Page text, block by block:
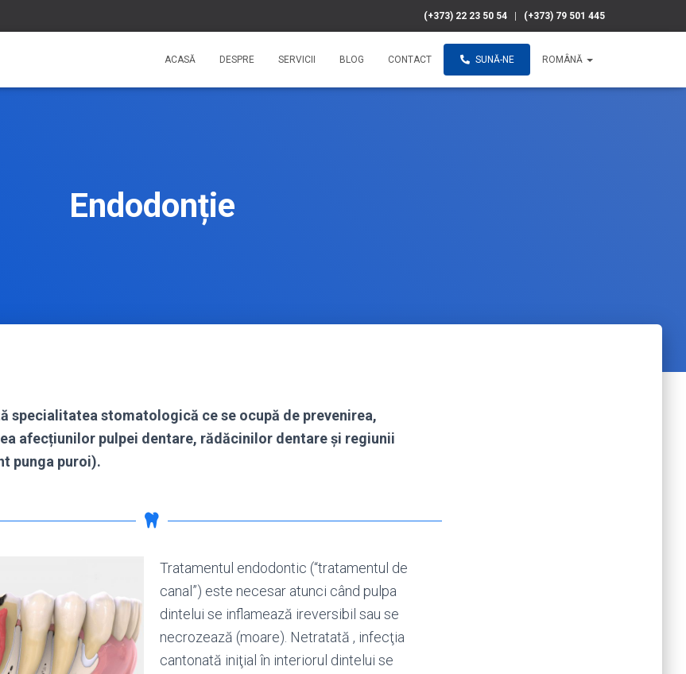
(+373) 22 23 50 54 (+373) 79 501 445
ACASĂ DESPRE SERVICII BLOG CONTACT SUNĂ-NE ROMÂNĂ
Endodonție
specialitatea stomatologică ce se ocupă de prevenirea,
afecțiunilor pulpei dentare, rădăcinilor dentare și regiunii
punga puroi).
Tratamentul endodontic (“tratamentul de
canal”) este necesar atunci când pulpa
dintelui se inflamează ireversibil sau se
necrozează (moare). Netratată , infecţia
cantonată iniţial în interiorul dintelui se